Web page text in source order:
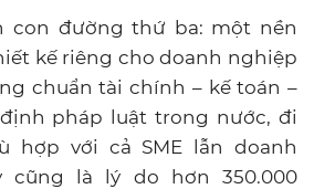
con đường thứ ba: một nền
kế riêng cho doanh nghiệp
chuẩn tài chính – kế toán –
pháp luật trong nước, đi
hợp với cả SME lẫn doanh
cũng là lý do hơn 350.000